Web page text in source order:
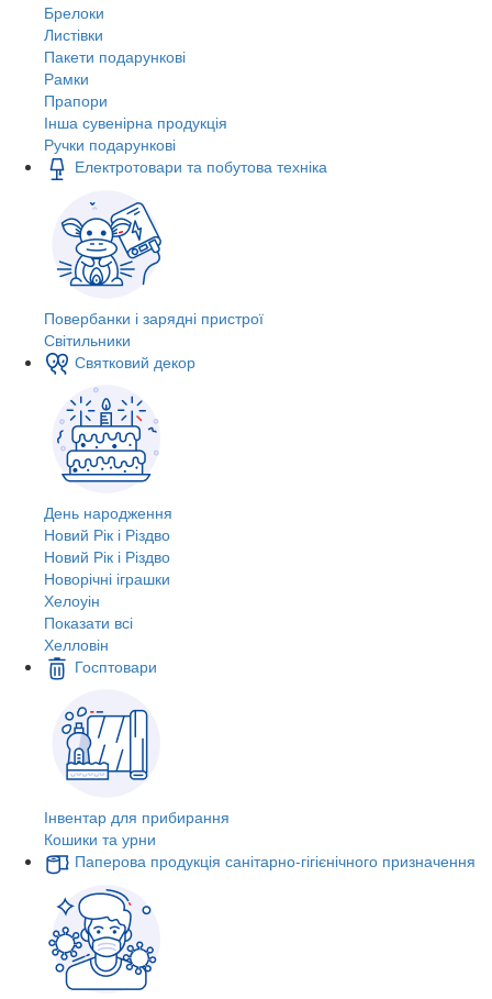
Брелоки
Листівки
Пакети подарункові
Рамки
Прапори
Інша сувенірна продукція
Ручки подарункові
Електротовари та побутова техніка
Повербанки і зарядні пристрої
Світильники
Святковий декор
День народження
Новий Рік і Різдво
Новий Рік і Різдво
Новорічні іграшки
Хелоуін
Показати всі
Хелловін
Госптовари
Інвентар для прибирання
Кошики та урни
Паперова продукція санітарно-гігієнічного призначення